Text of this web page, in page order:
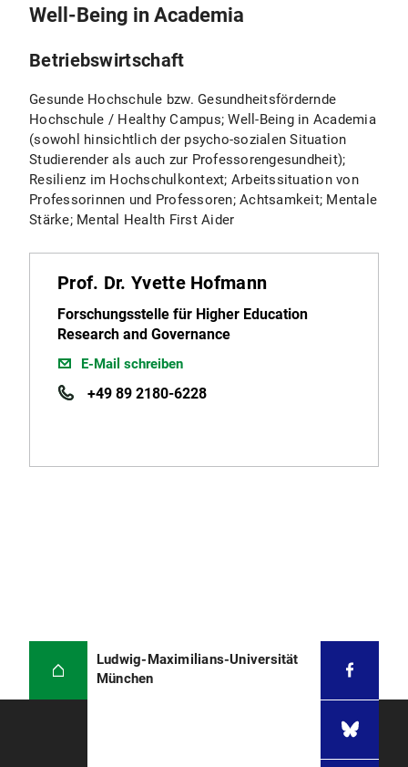
Well-Being in Academia
Betriebswirtschaft
Gesunde Hochschule bzw. Gesundheitsfördernde
Hochschule / Healthy Campus; Well-Being in Academia
(sowohl hinsichtlich der psycho-sozialen Situation
Studierender als auch zur Professorengesundheit);
Resilienz im Hochschulkontext; Arbeitssituation von
Professorinnen und Professoren; Achtsamkeit; Mentale
Stärke; Mental Health First Aider
Prof. Dr. Yvette Hofmann
Forschungsstelle für Higher Education
Research and Governance
E-Mail schreiben
+49 89 2180-6228
Ludwig-Maximilians-Universität
München